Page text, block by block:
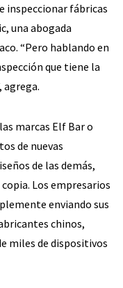
inspeccionar fábricas
una abogada
“Pero hablando en
que tiene la
agrega.
marcas Elf Bar o
de nuevas
de las demás,
Los empresarios
enviando sus
chinos,
miles de dispositivos